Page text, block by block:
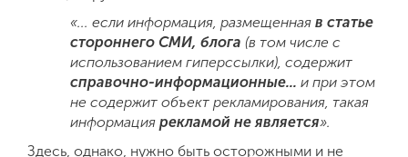
«... если информация, размещенная в статье
стороннего СМИ, блога (в том числе с
использованием гиперссылки), содержит
справочно-информационные... и при этом
не содержит объект рекламирования, такая
информациярекламой не является».
Здесь, однако, нужно быть осторожными и не